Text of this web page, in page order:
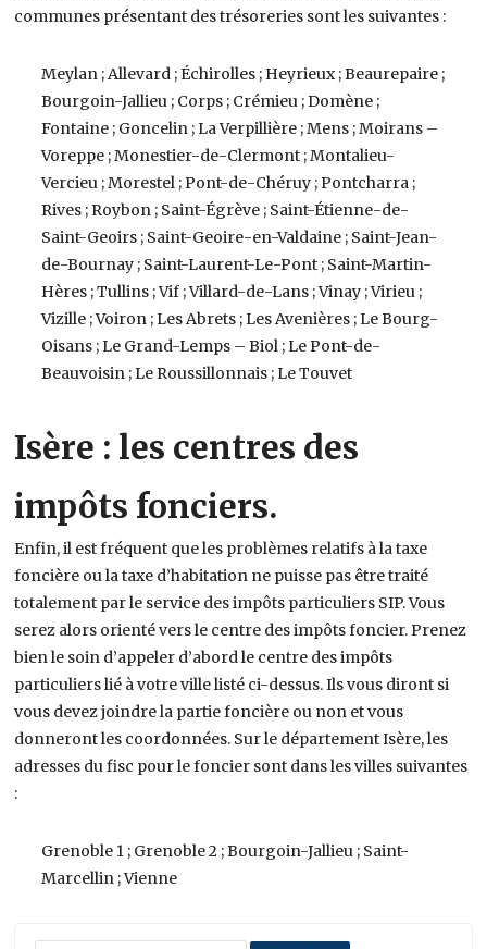
communes présentant des trésoreries sont les suivantes :
Meylan ; Allevard ; Échirolles ; Heyrieux ; Beaurepaire ;
Bourgoin-Jallieu ; Corps ; Crémieu ; Domène ;
Fontaine ; Goncelin ; La Verpillière ; Mens ; Moirans –
Voreppe ; Monestier-de-Clermont ; Montalieu-
Vercieu ; Morestel ; Pont-de-Chéruy ; Pontcharra ;
Rives ; Roybon ; Saint-Égrève ; Saint-Étienne-de-
Saint-Geoirs ; Saint-Geoire-en-Valdaine ; Saint-Jean-
de-Bournay ; Saint-Laurent-Le-Pont ; Saint-Martin-
Hères ; Tullins ; Vif ; Villard-de-Lans ; Vinay ; Virieu ;
Vizille ; Voiron ; Les Abrets ; Les Avenières ; Le Bourg-
Oisans ; Le Grand-Lemps – Biol ; Le Pont-de-
Beauvoisin ; Le Roussillonnais ; Le Touvet
Isère : les centres des
impôts fonciers.
Enfin, il est fréquent que les problèmes relatifs à la taxe
foncière ou la taxe d’habitation ne puisse pas être traité
totalement par le service des impôts particuliers SIP. Vous
serez alors orienté vers le centre des impôts foncier. Prenez
bien le soin d’appeler d’abord le centre des impôts
particuliers lié à votre ville listé ci-dessus. Ils vous diront si
vous devez joindre la partie foncière ou non et vous
donneront les coordonnées. Sur le département Isère, les
adresses du fisc pour le foncier sont dans les villes suivantes
:
Grenoble 1 ; Grenoble 2 ; Bourgoin-Jallieu ; Saint-
Marcellin ; Vienne